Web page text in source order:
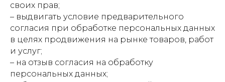
своих прав;
– выдвигать условие предварительного
согласия при обработке персональных данных
в целях продвижения на рынке товаров, работ
и услуг;
– на отзыв согласия на обработку
персональных данных;